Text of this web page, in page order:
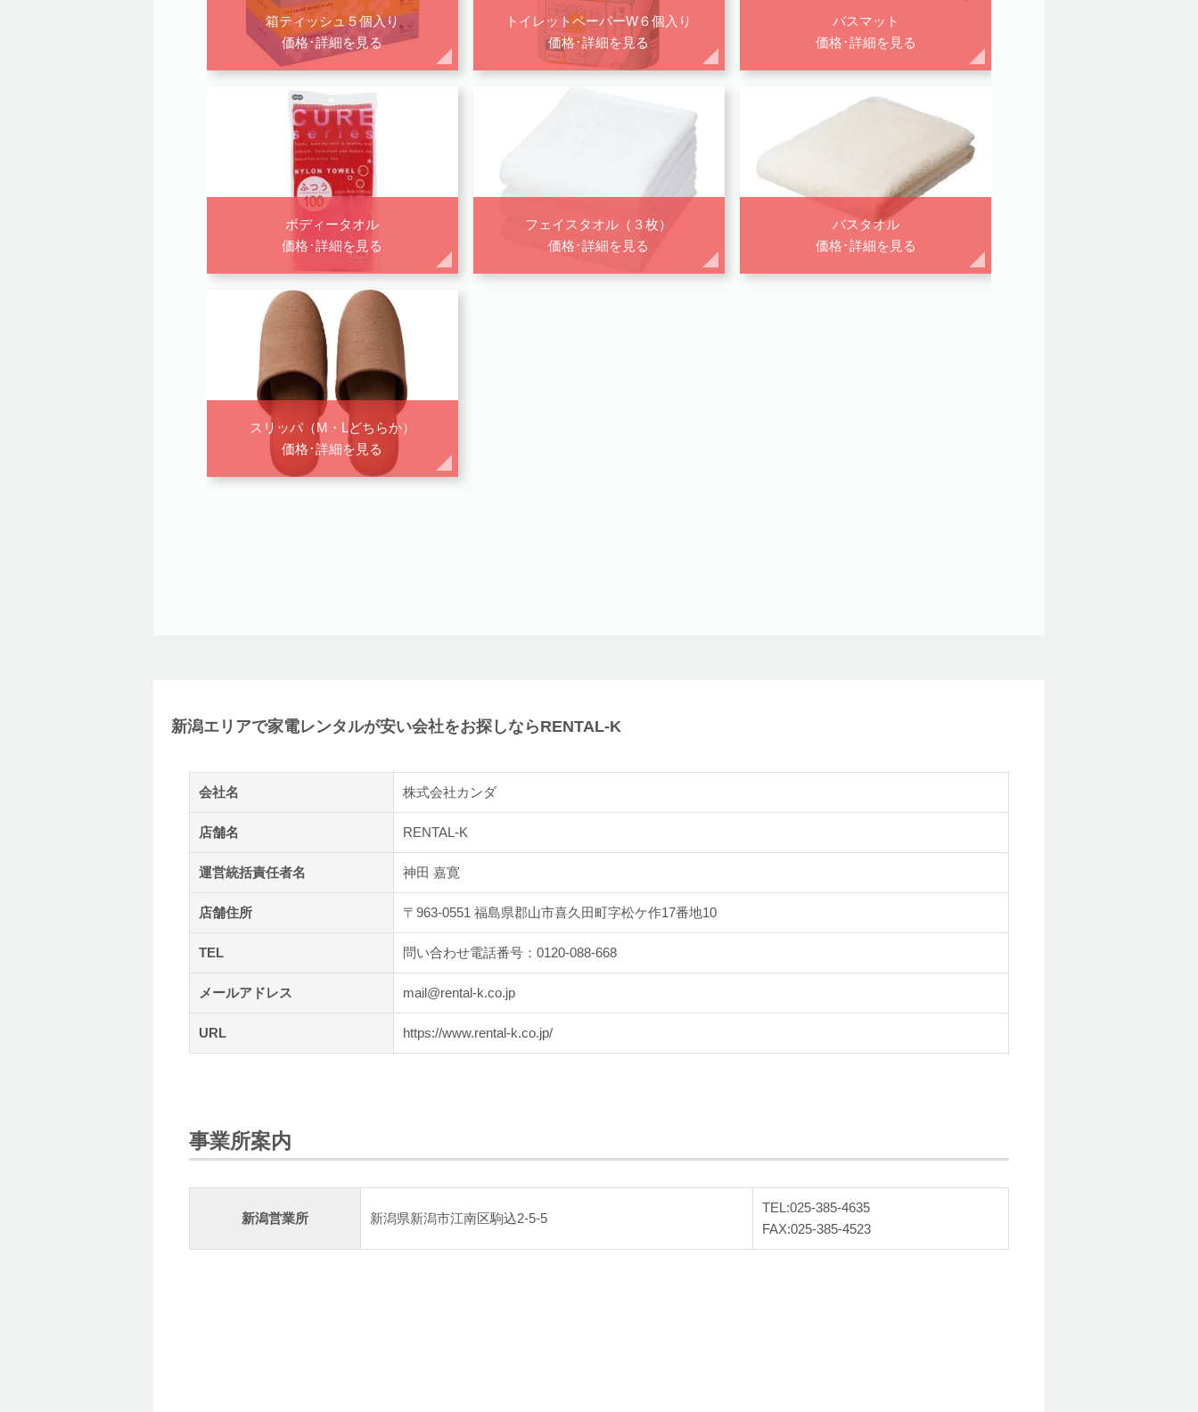
箱ティッシュ５個入り
価格･詳細を見る
トイレットペーパーW６個入り
価格･詳細を見る
バスマット
価格･詳細を見る
ボディータオル
価格･詳細を見る
フェイスタオル（３枚）
価格･詳細を見る
バスタオル
価格･詳細を見る
スリッパ（M・Lどちらか）
価格･詳細を見る
新潟エリアで家電レンタルが安い会社をお探しならRENTAL-K
会社名 株式会社カンダ
店舗名 RENTAL-K
運営統括責任者名 神田 嘉寛
店舗住所 〒963-0551 福島県郡山市喜久田町字松ケ作17番地10
TEL 問い合わせ電話番号： 0120-088-668
メールアドレス mail@rental-k.co.jp
URL https://www.rental-k.co.jp/
事業所案内
新潟営業所 新潟県新潟市江南区駒込2-5-5
TEL:025-385-4635
FAX:025-385-4523